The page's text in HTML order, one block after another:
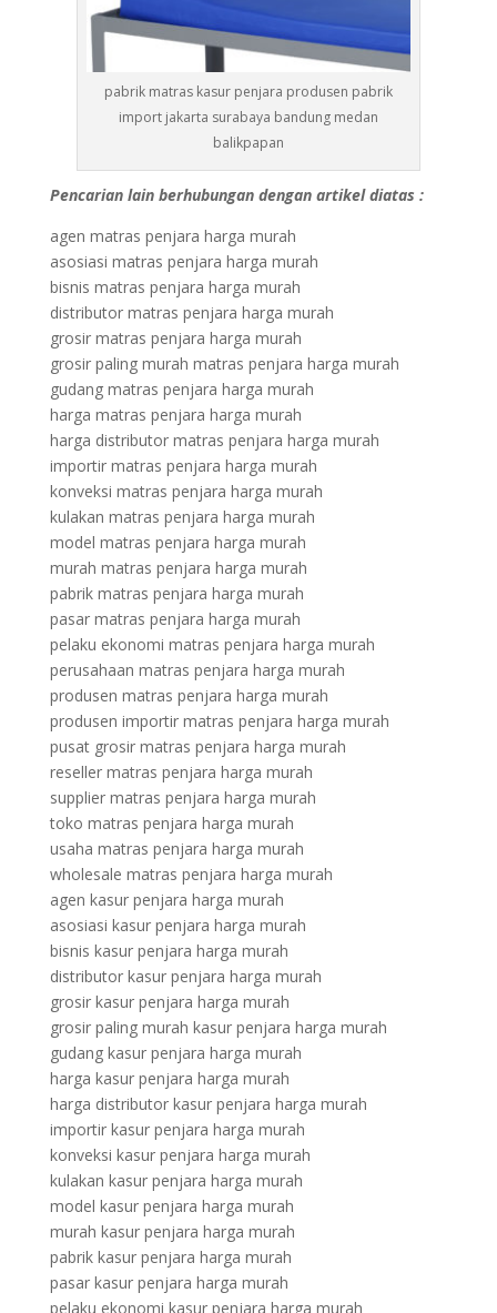
pabrik matras kasur penjara produsen pabrik
import jakarta surabaya bandung medan
balikpapan
Pencarian lain berhubungan dengan artikel diatas :
agen matras penjara harga murah
asosiasi matras penjara harga murah
bisnis matras penjara harga murah
distributor matras penjara harga murah
grosir matras penjara harga murah
grosir paling murah matras penjara harga murah
gudang matras penjara harga murah
harga matras penjara harga murah
harga distributor matras penjara harga murah
importir matras penjara harga murah
konveksi matras penjara harga murah
kulakan matras penjara harga murah
model matras penjara harga murah
murah matras penjara harga murah
pabrik matras penjara harga murah
pasar matras penjara harga murah
pelaku ekonomi matras penjara harga murah
perusahaan matras penjara harga murah
produsen matras penjara harga murah
produsen importir matras penjara harga murah
pusat grosir matras penjara harga murah
reseller matras penjara harga murah
supplier matras penjara harga murah
toko matras penjara harga murah
usaha matras penjara harga murah
wholesale matras penjara harga murah
agen kasur penjara harga murah
asosiasi kasur penjara harga murah
bisnis kasur penjara harga murah
distributor kasur penjara harga murah
grosir kasur penjara harga murah
grosir paling murah kasur penjara harga murah
gudang kasur penjara harga murah
harga kasur penjara harga murah
harga distributor kasur penjara harga murah
importir kasur penjara harga murah
konveksi kasur penjara harga murah
kulakan kasur penjara harga murah
model kasur penjara harga murah
murah kasur penjara harga murah
pabrik kasur penjara harga murah
pasar kasur penjara harga murah
pelaku ekonomi kasur penjara harga murah